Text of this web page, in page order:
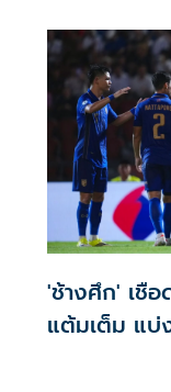
'ช้างศึก' เชื
แต้มเต็ม แบ่